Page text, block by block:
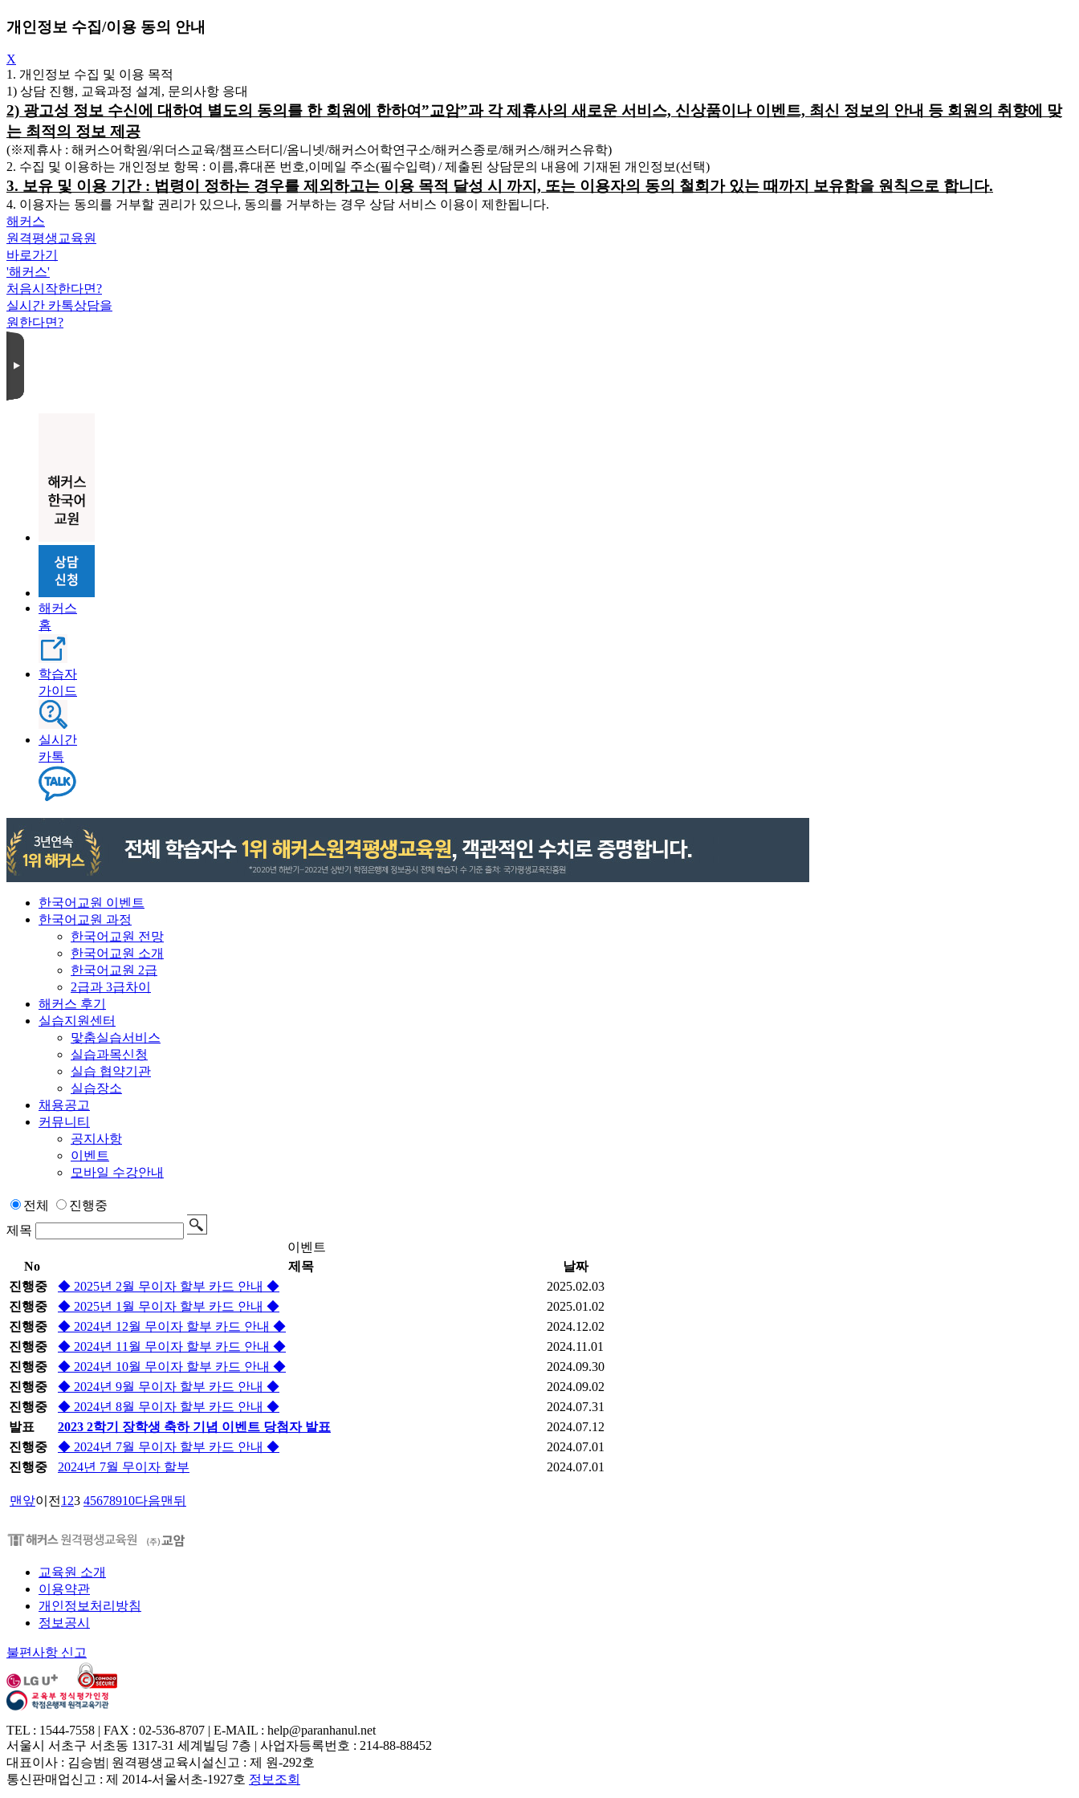
개인정보 수집/이용 동의 안내
X
1. 개인정보 수집 및 이용 목적
1) 상담 진행, 교육과정 설계, 문의사항 응대
2) 광고성 정보 수신에 대하여 별도의 동의를 한 회원에 한하여”교암”과 각 제휴사의 새로운 서비스, 신상품이나 이벤트, 최신 정보의 안내 등 회원의 취향에 맞
는 최적의 정보 제공
(※제휴사 : 해커스어학원/위더스교육/챔프스터디/옴니넷/해커스어학연구소/해커스종로/해커스/해커스유학)
2. 수집 및 이용하는 개인정보 항목 : 이름,휴대폰 번호,이메일 주소(필수입력) / 제출된 상담문의 내용에 기재된 개인정보(선택)
3. 보유 및 이용 기간 : 법령이 정하는 경우를 제외하고는 이용 목적 달성 시 까지, 또는 이용자의 동의 철회가 있는 때까지 보유함을 원칙으로 합니다.
4. 이용자는 동의를 거부할 권리가 있으나, 동의를 거부하는 경우 상담 서비스 이용이 제한됩니다.
해커스
원격평생교육원
바로가기
'해커스'
처음시작한다면?
실시간 카톡상담을
원한다면?
해커스
홈
학습자
가이드
실시간
카톡
한국어교원 이벤트
한국어교원 과정
한국어교원 전망
한국어교원 소개
한국어교원 2급
2급과 3급차이
해커스 후기
실습지원센터
맟춤실습서비스
실습과목신청
실습 협약기관
실습장소
채용공고
커뮤니티
공지사항
이벤트
모바일 수강안내
전체
진행중
제목
이벤트
No
제목
날짜
진행중
◆ 2025년 2월 무이자 할부 카드 안내 ◆
2025.02.03
진행중
◆ 2025년 1월 무이자 할부 카드 안내 ◆
2025.01.02
진행중
◆ 2024년 12월 무이자 할부 카드 안내 ◆
2024.12.02
진행중
◆ 2024년 11월 무이자 할부 카드 안내 ◆
2024.11.01
진행중
◆ 2024년 10월 무이자 할부 카드 안내 ◆
2024.09.30
진행중
◆ 2024년 9월 무이자 할부 카드 안내 ◆
2024.09.02
진행중
◆ 2024년 8월 무이자 할부 카드 안내 ◆
2024.07.31
발표
2023 2학기 장학생 축하 기념 이벤트 당첨자 발표
2024.07.12
진행중
◆ 2024년 7월 무이자 할부 카드 안내 ◆
2024.07.01
진행중
2024년 7월 무이자 할부 2024.07.01
맨앞이전 1 23 45678910다음맨뒤
교육원 소개
이용약관
개인정보처리방침
정보공시
불편사항 신고
TEL : 1544-7558 | FAX : 02-536-8707 | E-MAIL : help@paranhanul.net
서울시 서초구 서초동 1317-31 세계빌딩 7층 | 사업자등록번호 : 214-88-88452
대표이사 : 김승범| 원격평생교육시설신고 : 제 원-292호
통신판매업신고 : 제 2014-서울서초-1927호 정보조회